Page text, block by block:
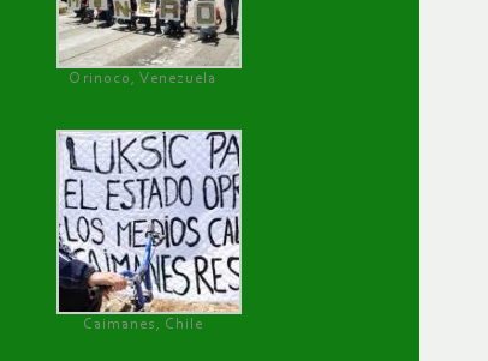
Orinoco, Venezuela
Caimanes, Chile